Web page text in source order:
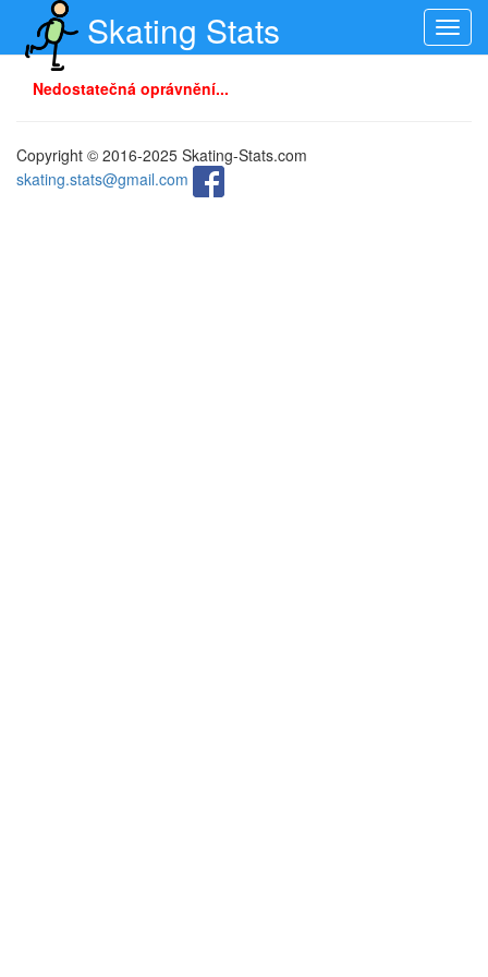
Skating Stats
Nedostatečná oprávnění...
Copyright © 2016-2025 Skating-Stats.com
skating.stats@gmail.com